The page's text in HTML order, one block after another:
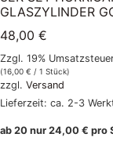
GLASZYLINDER
48,00 €
Zzgl. 19%
(16,00 € / 1 Stück)
zzgl. Versand
Lieferzeit: ca. 2-3
ab 20 nur 24,00 € pro